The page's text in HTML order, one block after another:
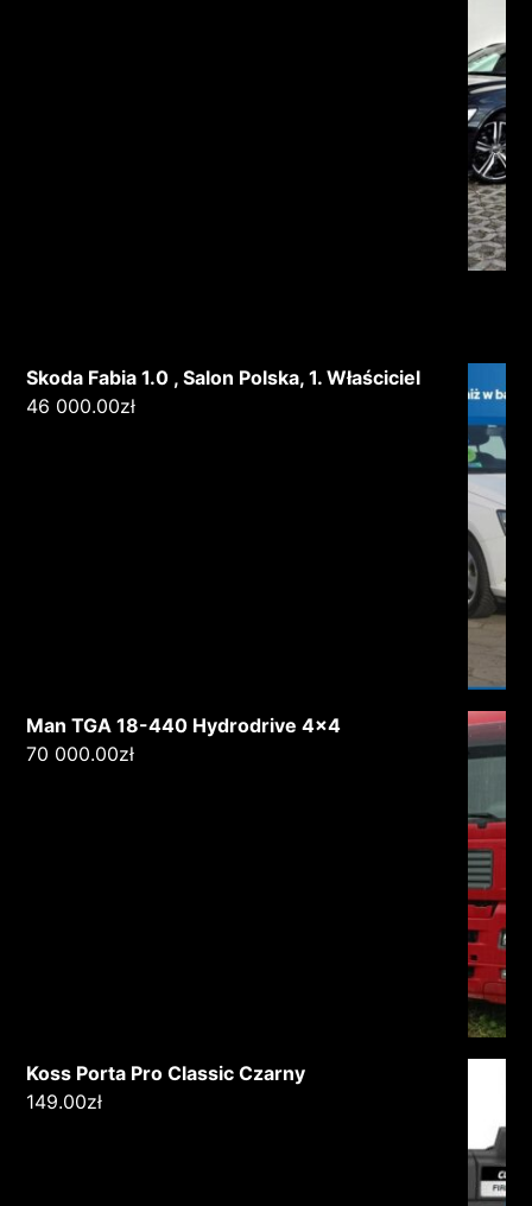
Skoda Fabia 1.0 , Salon Polska, 1. Właściciel
46 000.00zł
Man TGA 18-440 Hydrodrive 4x4
70 000.00zł
Koss Porta Pro Classic Czarny
149.00zł